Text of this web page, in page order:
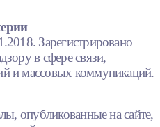
Зарегистрировано
в сфере связи,
и массовых коммуникаций.
опубликованные на сайте,